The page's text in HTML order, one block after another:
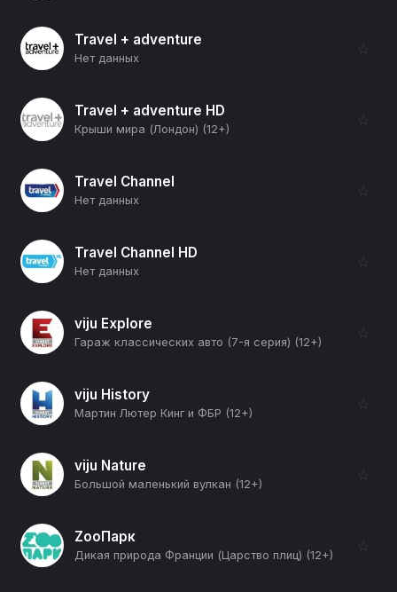
Travel + adventure
Нет данных
☆
Travel + adventure HD
Крыши мира (Лондон) (12+)
☆
Travel Channel
Нет данных
☆
Travel Channel HD
Нет данных
☆
viju Explore
Гараж классических авто (7-я серия) (12+)
☆
viju History
Мартин Лютер Кинг и ФБР (12+)
☆
viju Nature
Большой маленький вулкан (12+)
☆
ZooПарк
Дикая природа Франции (Царство плиц) (12+)
☆